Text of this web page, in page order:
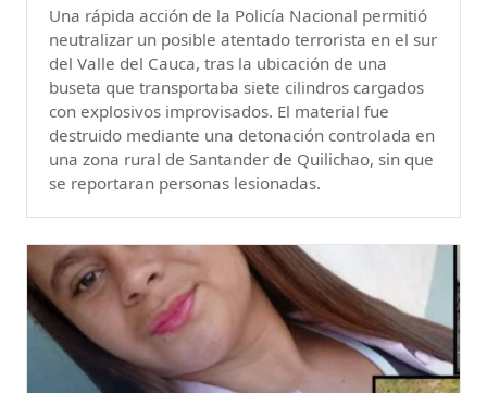
Una rápida acción de la Policía Nacional permitió
neutralizar un posible atentado terrorista en el sur
del Valle del Cauca, tras la ubicación de una
buseta que transportaba siete cilindros cargados
con explosivos improvisados. El material fue
destruido mediante una detonación controlada en
una zona rural de Santander de Quilichao, sin que
se reportaran personas lesionadas.